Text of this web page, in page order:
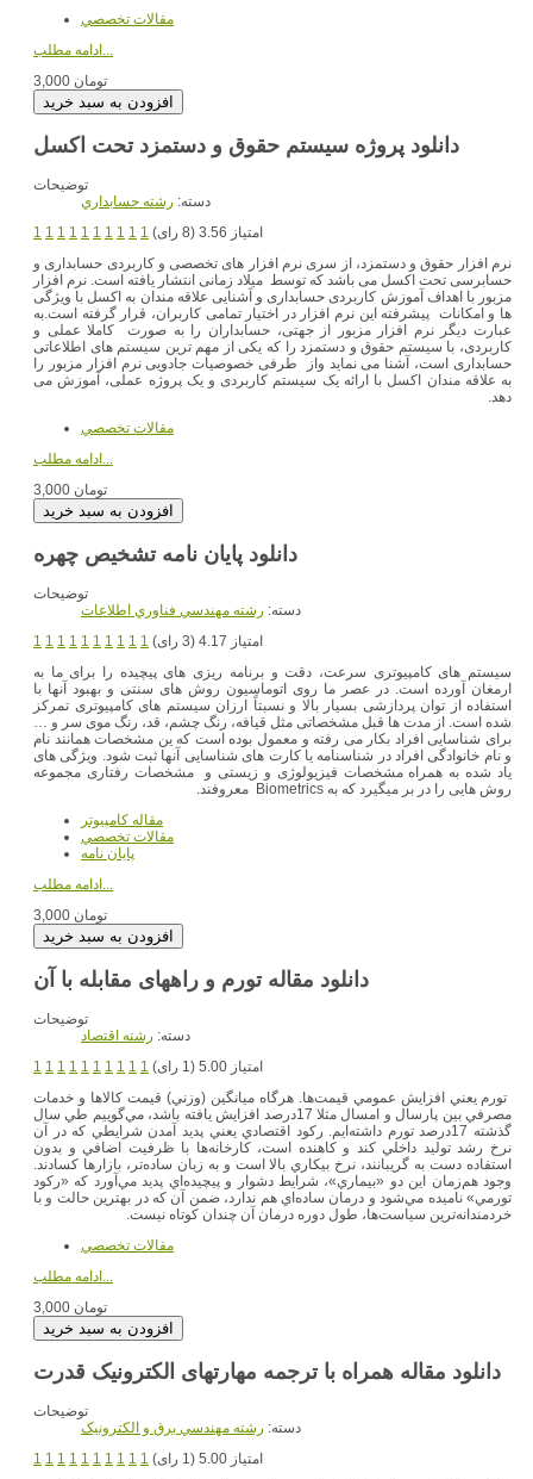
مقالات تخصصي
ادامه مطلب...
3,000 تومان
دانلود پروژه سیستم حقوق و دستمزد تحت اکسل
توضیحات
دسته: رشته حسابداري
1 1 1 1 1 1 1 1 1 1
امتیاز 3.56 (8 رای)
نرم افزار حقوق و دستمزد، از سری نرم افزار های تخصصی و کاربردی حسابداری و
حسابرسی تحت اکسل می باشد که توسط میلاد زمانی انتشار یافته است. نرم افزار
مزبور با اهداف آموزش کاربردی حسابداری و آشنایی علاقه مندان به اکسل با ویژگی
ها و امکانات پیشرفته این نرم افزار در اختیار تمامی کاربران، قرار گرفته است.به
عبارت دیگر نرم افزار مزبور از جهتی، حسابداران را به صورت کاملا عملی و
کاربردی، با سیستم حقوق و دستمزد را که یکی از مهم ترین سیستم های اطلاعاتی
حسابداری است، آشنا می نماید واز طرفی خصوصیات جادویی نرم افزار مزبور را
به علاقه مندان اکسل با ارائه یک سیستم کاربردی و یک پروژه عملی، آموزش می
دهد.
مقالات تخصصي
ادامه مطلب...
3,000 تومان
توضیحات
دسته: رشته مهندسي فناوري اطلاعات
1 1 1 1 1 1 1 1 1 1
امتیاز 4.17 (3 رای)
سیستم های کامپیوتری سرعت، دقت و برنامه ریزی های پیچیده را برای ما به
ارمغان آورده است. در عصر ما روی اتوماسیون روش های سنتی و بهبود آنها با
استفاده از توان پردازشی بسیار بالا و نسبتاً ارزان سیستم های کامپیوتری تمرکز
شده است. از مدت ها قبل مشخصاتی مثل قیافه، رنگ چشم، قد، رنگ موی سر و …
برای شناسایی افراد بکار می رفته و معمول بوده است که ین مشخصات همانند نام
و نام خانوادگی افراد در شناسنامه یا کارت های شناسایی آنها ثبت شود. ویژگی های
یاد شده به همراه مشخصات فیزیولوژی و زیستی و مشخصات رفتاری مجموعه
روش هایی را در بر میگیرد که به Biometrics معروفند.
مقاله کامپیوتر
مقالات تخصصي
پایان نامه
ادامه مطلب...
3,000 تومان
توضیحات
دسته: رشته اقتصاد
1 1 1 1 1 1 1 1 1 1
امتیاز 5.00 (1 رای)
تورم يعني افزايش عمومي قيمت‌ها. هرگاه ميانگين (وزني) قيمت كالاها و خدمات
مصرفي بين پارسال و امسال مثلا 17درصد افزايش يافته باشد، مي‌گوييم طي سال
گذشته 17درصد تورم داشته‌ايم. ركود اقتصادي يعني پديد آمدن شرايطي كه در آن
نرخ رشد توليد داخلي كند و كاهنده است، كارخانه‌ها با ظرفيت اضافي و بدون
استفاده دست به گريبانند، نرخ بيكاري بالا است و به زبان ساده‌تر، بازارها كسادند.
وجود هم‌زمان اين دو «بيماري»، شرايط دشوار و پيچيده‌اي پديد مي‌آورد كه «ركود
تورمي» ناميده مي‌شود و درمان ساده‌اي هم ندارد، ضمن آن كه در بهترين حالت و با
خردمندانه‌ترين سياست‌ها، طول دوره درمان آن چندان كوتاه نيست.
مقالات تخصصي
3,000 تومان
دانلود مقاله همراه با ترجمه مهارتهای الکترونیک قدرت
توضیحات
دسته: رشته مهندسي برق و الکترونيک
1 1 1 1 1 1 1 1 1 1
امتیاز 5.00 (1 رای)